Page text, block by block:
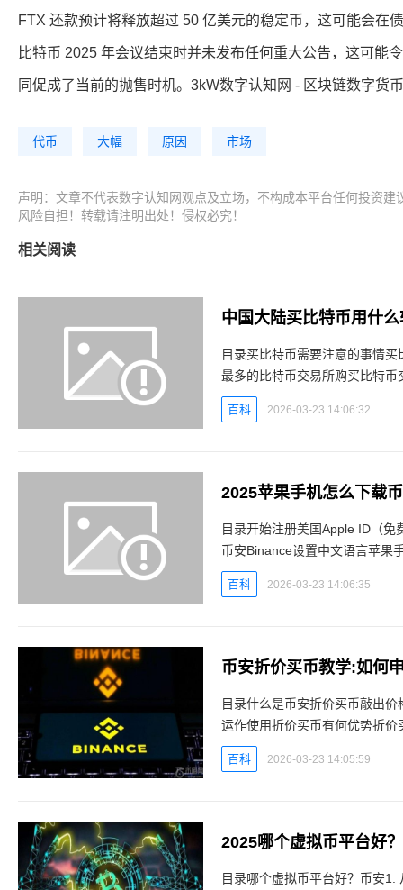
FTX 还款预计将释放超过 50 亿美元的稳定币，这可能会在
比特币 2025 年会议结束时并未发布任何重大公告，这可能
同促成了当前的抛售时机。3kW数字认知网 - 区块链数字货
代币 大幅 原因 市场
声明：文章不代表数字认知网观点及立场，不构成本平台任何投资
风险自担！转载请注明出处！侵权必究！
相关阅读
中国大陆买比特币用什
目录买比特币需要注意的事情
最多的比特币交易所购买比特
的实操指南卖出比特币出金变
百科 2026-03-23 14:06:32
2025苹果手机怎么下载
目录开始注册美国Apple ID（
币安Binance设置中文语言苹果
内使用最多的加密货币交易所（
百科 2026-03-23 14:06:35
币安折价买币教学:如何
目录什么是币安折价买币敲出
运作使用折价买币有何优势折
Web端App端常见问题折价买币
百科 2026-03-23 14:05:59
2025哪个虚拟币平台好
目录哪个虚拟币平台好？币安